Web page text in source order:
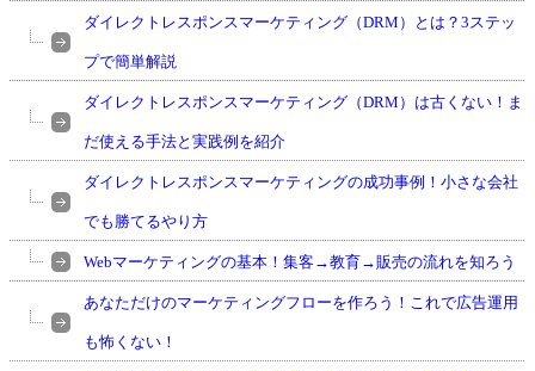
ダイレクトレスポンスマーケティング（DRM）とは？3ステッ
プで簡単解説
ダイレクトレスポンスマーケティング（DRM）は古くない！ま
だ使える手法と実践例を紹介
ダイレクトレスポンスマーケティングの成功事例！小さな会社
でも勝てるやり方
Webマーケティングの基本！集客→教育→販売の流れを知ろう
あなただけのマーケティングフローを作ろう！これで広告運用
も怖くない！